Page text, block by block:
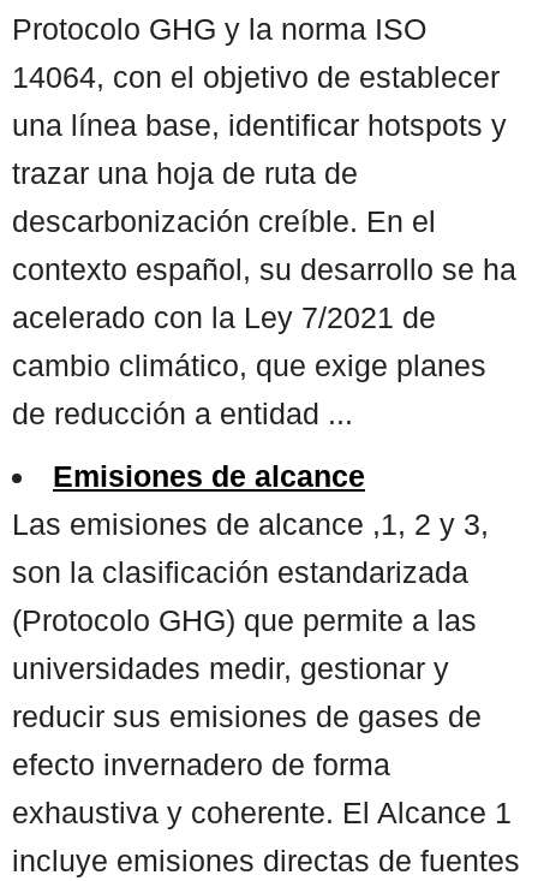
Protocolo GHG y la norma ISO
14064, con el objetivo de establecer
una línea base, identificar hotspots y
trazar una hoja de ruta de
descarbonización creíble. En el
contexto español, su desarrollo se ha
acelerado con la Ley 7/2021 de
cambio climático, que exige planes
de reducción a entidad ...
Emisiones de alcance
Las emisiones de alcance ,1, 2 y 3,
son la clasificación estandarizada
(Protocolo GHG) que permite a las
universidades medir, gestionar y
reducir sus emisiones de gases de
efecto invernadero de forma
exhaustiva y coherente. El Alcance 1
incluye emisiones directas de fuentes